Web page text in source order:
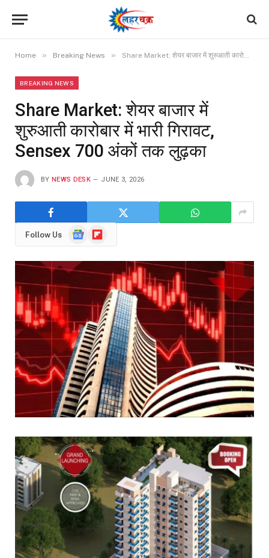
Home » Breaking News » Share Market: शेयर बाजार में शुरुआती कारोबार में भारी गिरावट, Sensex 700 अंकों तक लुढ़का
BREAKING NEWS
Share Market: शेयर बाजार में
शुरुआती कारोबार में भारी गिरावट,
Sensex 700 अंकों तक लुढ़का
BY NEWS DESK JUNE 3, 2026
Follow Us
GoogleFlipboard